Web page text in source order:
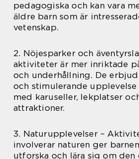
pedagogiska och kan vara
äldre barn som är
vetenskap.
2. Nöjesparker och
aktiviteter är mer inriktade
och underhållning. De
och stimulerande
med karuseller, lekplatser
attraktioner.
3. Naturupplevelser –
involverar naturen ger
utforska och lära sig om den